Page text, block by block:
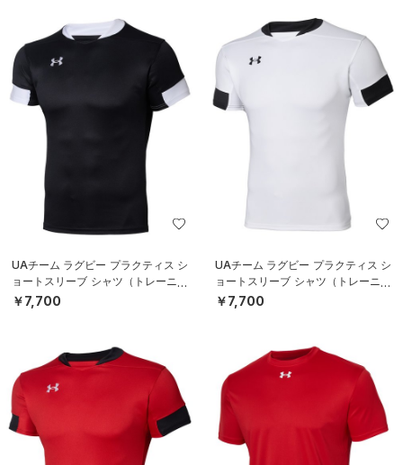
UAチーム ラグビー プラクティス シ
ョートスリーブ シャツ（トレーニン
グ/MEN）
￥7,700
UAチーム ラグビー プラクティス シ
ョートスリーブ シャツ（トレーニン
グ/MEN）
￥7,700